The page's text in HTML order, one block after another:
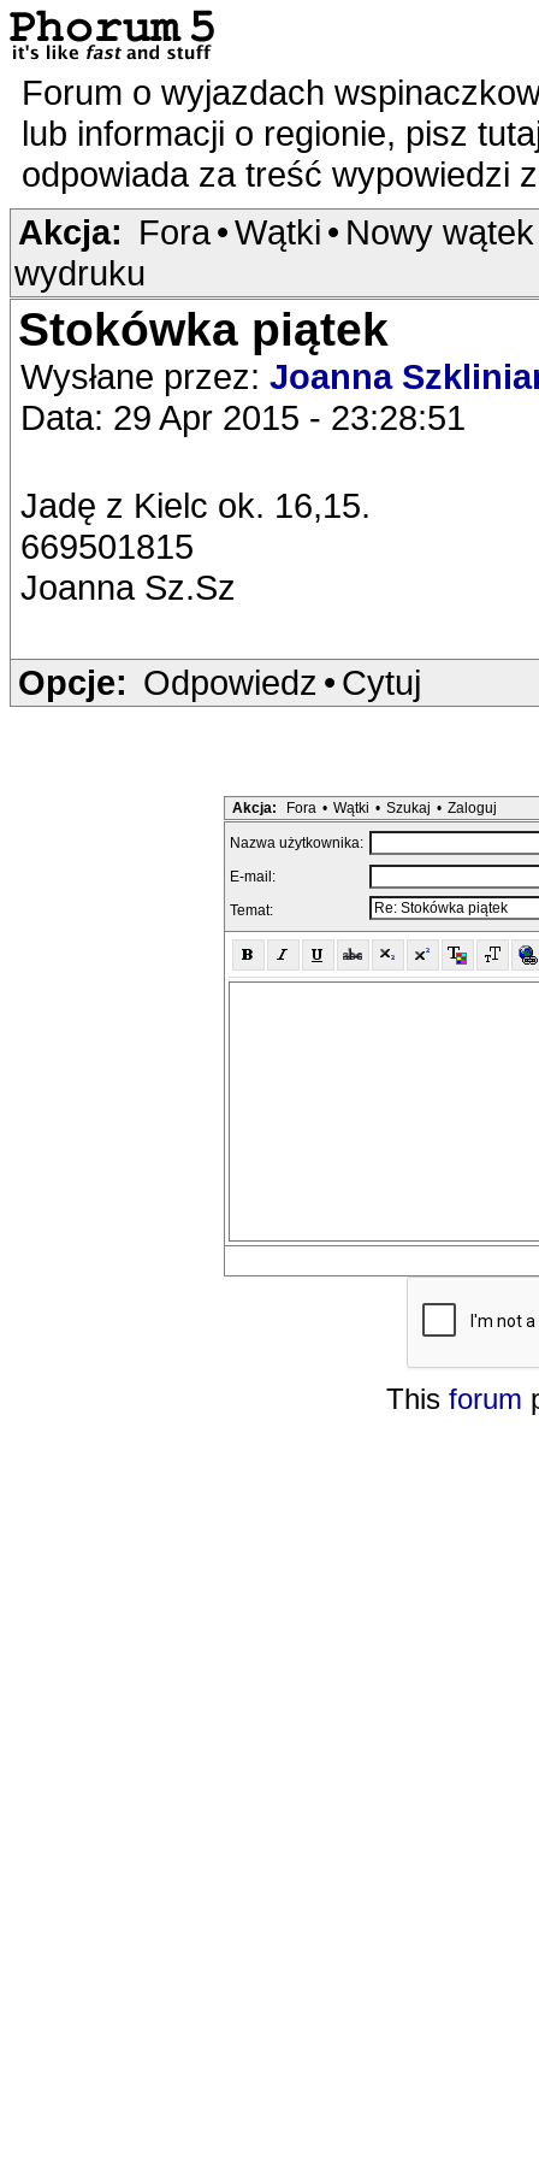
Forum o wyjazdach
lub informacji o regionie, pisz
odpowiada za treść wypowiedzi
Akcja: Fora•Wątki • Nowy wątek
wydruku
Stokówka piątek
Wysłane przez: Joanna
Data: 29 Apr 2015 - 23:28:51
Jadę z Kielc ok. 16,15.
669501815
Joanna Sz.Sz
Opcje: Odpowiedz • Cytuj
Akcja: Fora • Wątki • Szukaj • Zaloguj
Nazwa użytkownika:
E-mail:
Temat:
This forum